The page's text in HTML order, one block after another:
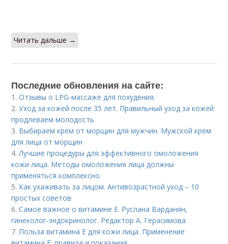
Читать дальше →
Последние обновления на сайте:
1.Отзывы о LPG-массаже для похудения.
2.Уход за кожей после 35 лет. Правильный уход за кожей:
продлеваем молодость
3. Выбираем крем от морщин для мужчин. Мужской крем
для лица от морщин
4.Лучшие процедуры для эффективного омоложения
кожи лица. Методы омоложения лица должны
применяться комплексно
5. Как ухаживать за лицом. Антивозрастной уход – 10
простых советов
6.Самое важное о витамине Е. Руслана Варданян,
гинеколог-эндокринолог. Редактор А. Герасимова
7. Польза витамина Е для кожи лица. Применение